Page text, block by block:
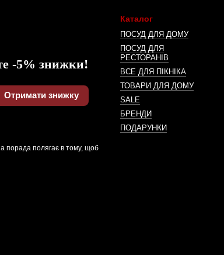
-5% знижки!
Отримати знижку
порада полягає в тому, щоб
Каталог
ПОСУД ДЛЯ ДОМУ
ПОСУД ДЛЯ
РЕСТОРАНІВ
ВСЕ ДЛЯ ПІКНІКА
ТОВАРИ ДЛЯ ДОМУ
SALE
БРЕНДИ
ПОДАРУНКИ